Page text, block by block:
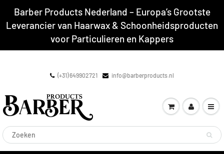
Barber Products Nederland – Europa’s Grootste
Leverancier van Haarwax & Schoonheidsproducten
voor Particulieren en Kappers
(+31) 649902721 info@barberproducts.nl